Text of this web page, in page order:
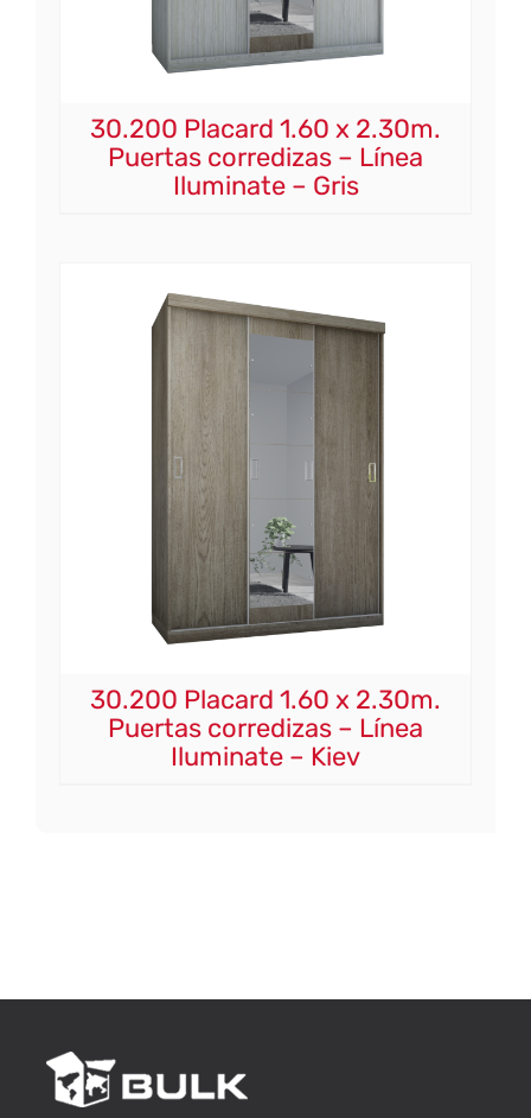
30.200 Placard 1.60 x 2.30m.
Puertas corredizas – Línea
Iluminate – Gris
30.200 Placard 1.60 x 2.30m.
Puertas corredizas – Línea
Iluminate – Kiev